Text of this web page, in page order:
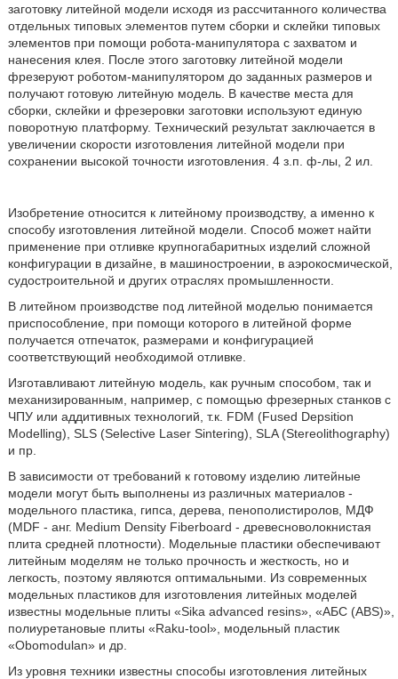
заготовку литейной модели исходя из рассчитанного количества
отдельных типовых элементов путем сборки и склейки типовых
элементов при помощи робота-манипулятора с захватом и
нанесения клея. После этого заготовку литейной модели
фрезеруют роботом-манипулятором до заданных размеров и
получают готовую литейную модель. В качестве места для
сборки, склейки и фрезеровки заготовки используют единую
поворотную платформу. Технический результат заключается в
увеличении скорости изготовления литейной модели при
сохранении высокой точности изготовления. 4 з.п. ф-лы, 2 ил.
Изобретение относится к литейному производству, а именно к
способу изготовления литейной модели. Способ может найти
применение при отливке крупногабаритных изделий сложной
конфигурации в дизайне, в машиностроении, в аэрокосмической,
судостроительной и других отраслях промышленности.
В литейном производстве под литейной моделью понимается
приспособление, при помощи которого в литейной форме
получается отпечаток, размерами и конфигурацией
соответствующий необходимой отливке.
Изготавливают литейную модель, как ручным способом, так и
механизированным, например, с помощью фрезерных станков с
ЧПУ или аддитивных технологий, т.к. FDM (Fused Depsition
Modelling), SLS (Selective Laser Sintering), SLA (Stereolithography)
и пр.
В зависимости от требований к готовому изделию литейные
модели могут быть выполнены из различных материалов -
модельного пластика, гипса, дерева, пенополистиролов, МДФ
(MDF - анг. Medium Density Fiberboard - древесноволокнистая
плита средней плотности). Модельные пластики обеспечивают
литейным моделям не только прочность и жесткость, но и
легкость, поэтому являются оптимальными. Из современных
модельных пластиков для изготовления литейных моделей
известны модельные плиты «Sika advanced resins», «АБС (ABS)»,
полиуретановые плиты «Raku-tool», модельный пластик
«Obomodulan» и др.
Из уровня техники известны способы изготовления литейных